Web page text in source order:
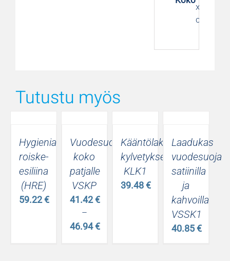
x 200 x
cm
Tutustu myös
Hygienia
roiske-
esiliina
(HRE)
59.22€
Vuodesuoja
koko
patjalle
VSKP
41.42€
–
46.94€
Kääntölakana
kylvetykseen
KLK1
39.48€
Laadukas
vuodesuoja
satiinilla
ja
kahvoilla
VSSK1
40.85€